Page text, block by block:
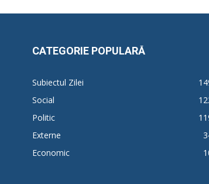
CATEGORIE POPULARĂ
Subiectul Zilei
Social
Politic
Externe
Economic